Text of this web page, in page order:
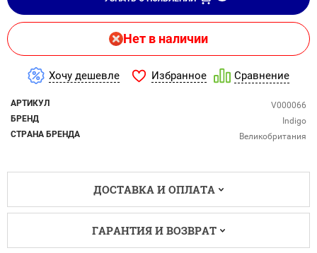
Нет в наличии
Хочу дешевле Избранное Сравнение
АРТИКУЛ
V000066
БРЕНД
Indigo
СТРАНА БРЕНДА
Великобритания
ДОСТАВКА И ОПЛАТА
ГАРАНТИЯ И ВОЗВРАТ